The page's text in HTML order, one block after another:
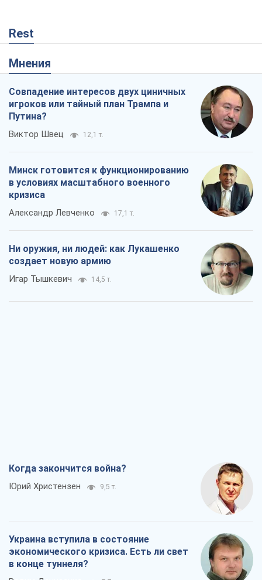
Rest
Мнения
Совпадение интересов двух циничных
игроков или тайный план Трампа и
Путина?
Виктор Швец 12,1 т.
Минск готовится к функционированию
в условиях масштабного военного
кризиса
Александр Левченко 17,1 т.
Ни оружия, ни людей: как Лукашенко
создает новую армию
Игар Тышкевич 14,5 т.
Когда закончится война?
Юрий Христензен 9,5 т.
Украина вступила в состояние
экономического кризиса. Есть ли свет
в конце туннеля?